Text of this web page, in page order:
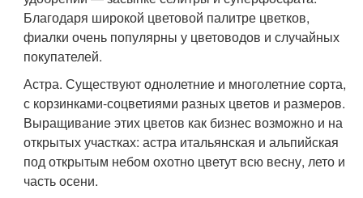
Благодаря широкой цветовой палитре цветков,
фиалки очень популярны у цветоводов и случайных
покупателей.
Астра. Существуют однолетние и многолетние сорта,
с корзинками-соцветиями разных цветов и размеров.
Выращивание этих цветов как бизнес возможно и на
открытых участках: астра итальянская и альпийская
под открытым небом охотно цветут всю весну, лето и
часть осени.